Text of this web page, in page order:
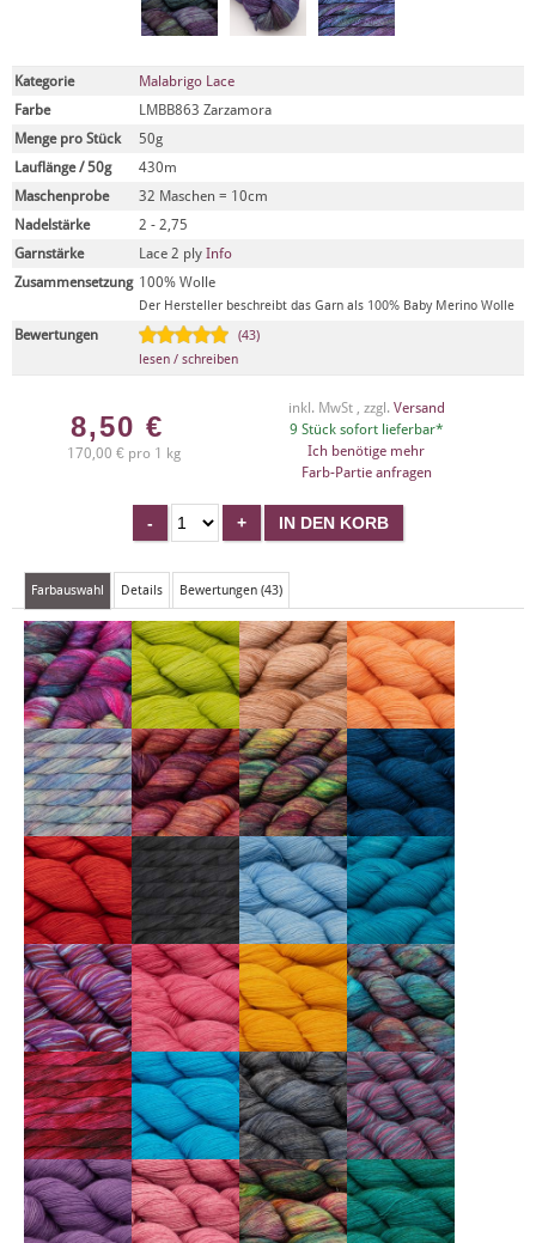
Kategorie
Malabrigo Lace
Farbe
LMBB863 Zarzamora
Menge pro Stück
50g
Lauflänge / 50g
430m
Maschenprobe
32 Maschen = 10cm
Nadelstärke
2 - 2,75
Garnstärke
Lace 2 ply Info
Zusammensetzung 100% Wolle
Der Hersteller beschreibt das Garn als 100% Baby Merino Wolle
Bewertungen
(43)
lesen / schreiben
8,50 €
170,00 € pro 1 kg
inkl. MwSt , zzgl. Versand
9 Stück sofort lieferbar*
Ich benötige mehr
Farb-Partie anfragen
Farbauswahl Details Bewertungen (43)